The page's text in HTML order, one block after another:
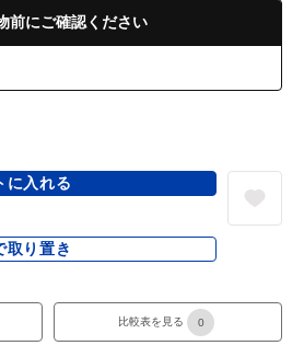
前にご確認ください
に入れる
取り置き
比較表を見る 0